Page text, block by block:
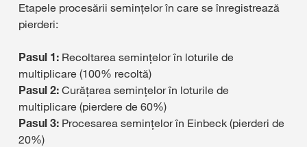
Etapele procesării semințelor în care se înregistrează
pierderi:
Pasul 1: Recoltarea semințelor în loturile de
multiplicare (100% recoltă)
Pasul 2: Curățarea semințelor în loturile de
multiplicare (pierdere de 60%)
Pasul 3: Procesarea semințelor în Einbeck (pierderi de
20%)